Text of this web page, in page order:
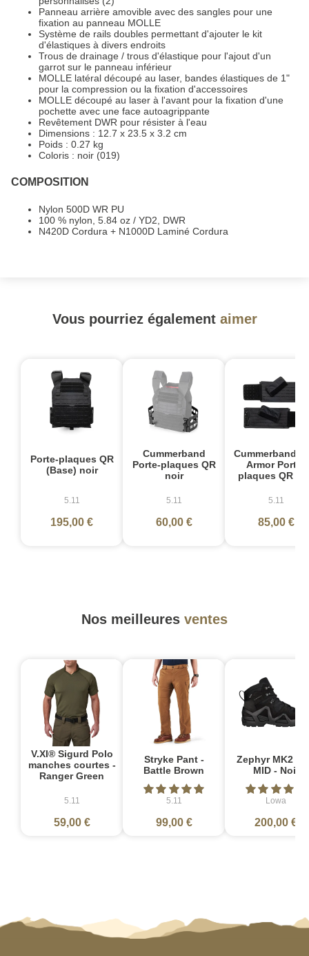
Panneau arrière amovible avec des sangles pour une
fixation au panneau MOLLE
Système de rails doubles permettant d'ajouter le kit
d'élastiques à divers endroits
Trous de drainage / trous d'élastique pour l'ajout d'un
garrot sur le panneau inférieur
MOLLE latéral découpé au laser, bandes élastiques de 1"
pour la compression ou la fixation d'accessoires
MOLLE découpé au laser à l'avant pour la fixation d'une
pochette avec une face autoagrippante
Revêtement DWR pour résister à l'eau
Dimensions : 12.7 x 23.5 x 3.2 cm
Poids : 0.27 kg
Coloris : noir (019)
COMPOSITION
Nylon 500D WR PU
100 % nylon, 5.84 oz / YD2, DWR
N420D Cordura + N1000D Laminé Cordura
Vous pourriez également aimer
Porte-plaques QR
(Base) noir
5.11
195,00 €
Cummerband
Porte-plaques QR
noir
5.11
60,00 €
Cummerband
Armor Porte-
plaques QR
5.11
85,00 €
Nos meilleures ventes
V.XI® Sigurd Polo
manches courtes -
Ranger Green
5.11
59,00 €
Stryke Pant -
Battle Brown
5.11
99,00 €
Zephyr MK2
MID - Noir
Lowa
200,00 €